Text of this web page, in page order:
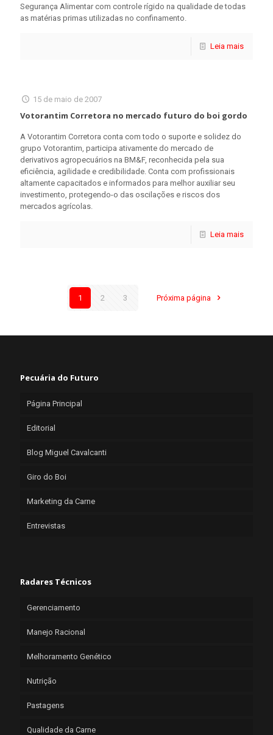
Segurança Alimentar com controle rígido na qualidade de todas
as matérias primas utilizadas no confinamento.
Leia mais
15 de maio de 2007
Votorantim Corretora no mercado futuro do boi gordo
A Votorantim Corretora conta com todo o suporte e solidez do
grupo Votorantim, participa ativamente do mercado de
derivativos agropecuários na BM&F, reconhecida pela sua
eficiência, agilidade e credibilidade. Conta com profissionais
altamente capacitados e informados para melhor auxiliar seu
investimento, protegendo-o das oscilações e riscos dos
mercados agrícolas.
Leia mais
1 2 3 Próxima página
Pecuária do Futuro
Página Principal
Editorial
Blog Miguel Cavalcanti
Giro do Boi
Marketing da Carne
Entrevistas
Radares Técnicos
Gerenciamento
Manejo Racional
Melhoramento Genético
Nutrição
Pastagens
Qualidade da Carne